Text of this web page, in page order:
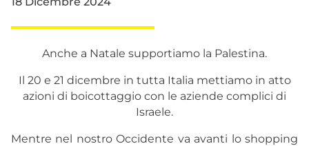
Anche a Natale supportiamo la Palestina.
Il 20 e 21 dicembre in tutta Italia mettiamo in atto
azioni di boicottaggio con le aziende complici di
Israele.
Mentre nel nostro Occidente va avanti lo shopping